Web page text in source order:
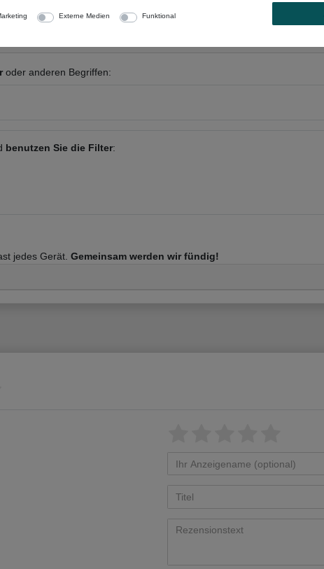
oder anderen Begriffen:
benutzen Sie die Filter:
jedes Gerät. Gemeinsam werden wir fündig!
Externe Medien Funktional